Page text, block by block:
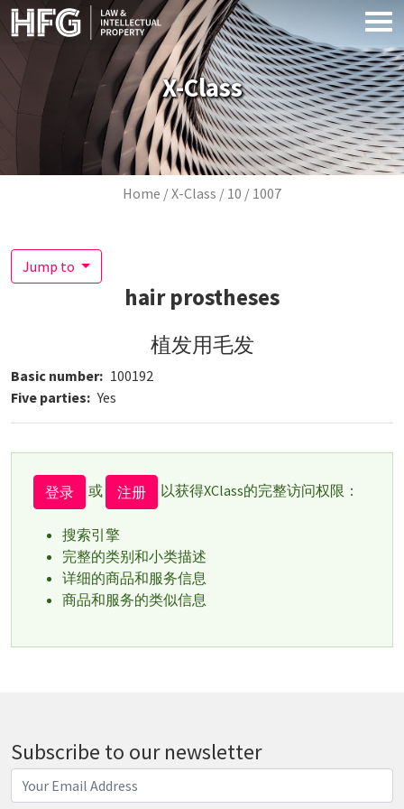
Skip to main content
X-Class
Breadcrumb
Home X-Class 10 1007
Jump to
hair prostheses
植发用毛发
Basic number
100192
Five parties
Yes
登录 或 注册 以获得XClass的完整访问权限：
搜索引擎
完整的类别和小类描述
详细的商品和服务信息
商品和服务的类似信息
Subscribe to our newsletter